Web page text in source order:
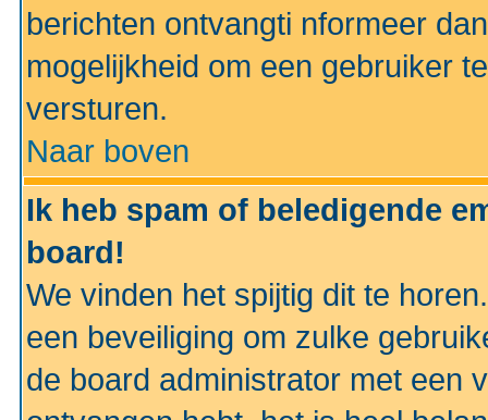
berichten ontvangti nformeer
mogelijkheid om een gebruiker
versturen.
Naar boven
Ik heb spam of beledigende
board!
We vinden het spijtig dit te
een beveiliging om zulke
de board administrator met een